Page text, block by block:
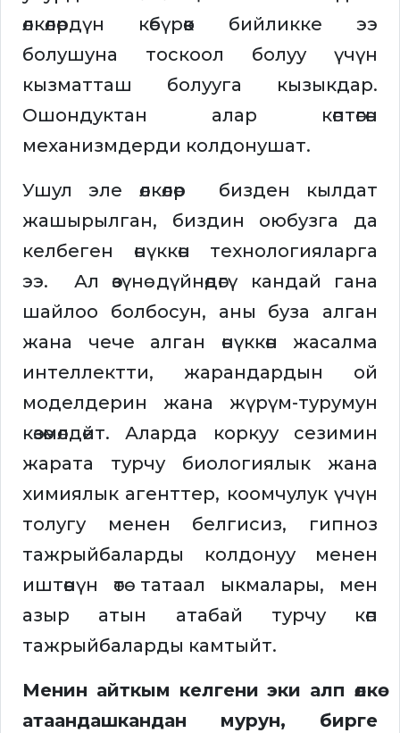
өлкөлөрдүн көбүрөөк бийликке ээ
болушуна тоскоол болуу үчүн
кызматташ болууга кызыкдар.
Ошондуктан алар көптөгөн
механизмдерди колдонушат.
Ушул эле өлкөлөр бизден кылдат
жашырылган, биздин оюбузга да
келбеген өнүккөн технологияларга
ээ. Ал өзүнө дүйнөдөгү кандай гана
шайлоо болбосун, аны буза алган
жана чече алган өнүккөн жасалма
интеллектти, жарандардын ой
моделдерин жана жүрүм-турумун
көзөмөлдөйт. Аларда коркуу сезимин
жарата турчу биологиялык жана
химиялык агенттер, коомчулук үчүн
толугу менен белгисиз, гипноз
тажрыйбаларды колдонуу менен
иштөөнүн өтө татаал ыкмалары, мен
азыр атын атабай турчу көп
тажрыйбаларды камтыйт.
Менин айткым келгени эки алп өлкө
атаандашкандан мурун, бирге